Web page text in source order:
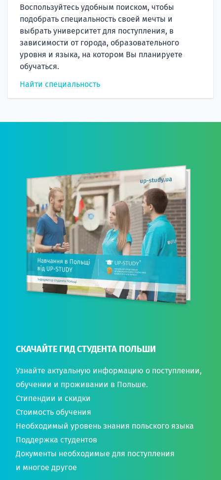
Воспользуйтесь удобным поиском, чтобы
подобрать специальность своей мечты и
выбрать университет для поступления, в
зависимости от города, образовательного
уровня и языка, на котором Вы планируете
обучаться.
Найти специальность
СКАЧАЙТЕ ГИД СТУДЕНТА ПОЛЬШИ
Узнайте актуальную информацию о поступлении,
обучении и проживании в Польше.
Стипендии и скидки
Стоимость обучения
Необходимый уровень знания польского языка
Поддержка студентов
Документы необходимые для поступления
и многое другое